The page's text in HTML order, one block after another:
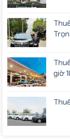
giờ